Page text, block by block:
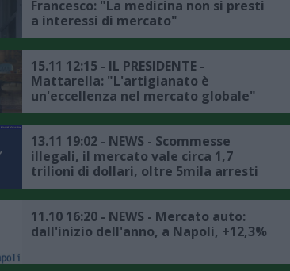
Francesco: "La medicina non si presti
a interessi di mercato"
15.11 12:15 - IL PRESIDENTE -
Mattarella: "L'artigianato è
un'eccellenza nel mercato globale"
13.11 19:02 - NEWS - Scommesse
illegali, il mercato vale circa 1,7
trilioni di dollari, oltre 5mila arresti
dell’Interpol nel 2024
11.10 16:20 - NEWS - Mercato auto:
dall'inizio dell'anno, a Napoli, +12,3%